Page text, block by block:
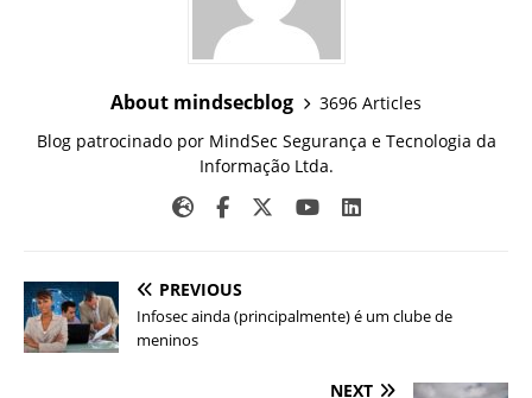
About mindsecblog
3696 Articles
Blog patrocinado por MindSec Segurança e Tecnologia da
Informação Ltda.
PREVIOUS
Infosec ainda (principalmente) é um clube de
meninos
NEXT